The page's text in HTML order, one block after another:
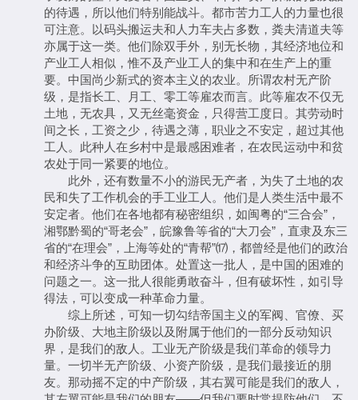
的待遇，所以他们特别能战斗。都市苦力工人的力量也很
可注意。以码头搬运夫和人力车夫占多数，粪夫清道夫等
亦属于这一类。他们除双手外，别无长物，其经济地位和
产业工人相似，惟不及产业工人的集中和在生产上的重
要。中国尚少新式的资本主义的农业。所谓农村无产阶
级，是指长工、月工、零工等雇农而言。此等雇农不仅无
土地，无农具，又无丝毫资金，只得营工度日。其劳动时
间之长，工资之少，待遇之薄，职业之不安定，超过其他
工人。此种人在乡村中是最感困难者，在农民运动中和贫
农处于同一紧要的地位。
此外，还有数量不小的游民无产者，为失了土地的农
民和失了工作机会的手工业工人。他们是人类生活中最不
安定者。他们在各地都有秘密组织，如闽粤的“三合会”，
湘鄂黔蜀的“哥老会”，皖豫鲁等省的“大刀会”，直隶及东三
省的“在理会”，上海等处的“青帮”⒄，都曾经是他们的政治
和经济斗争的互助团体。处置这一批人，是中国的困难的
问题之一。这一批人很能勇敢奋斗，但有破坏性，如引导
得法，可以变成一种革命力量。
综上所述，可知一切勾结帝国主义的军阀、官僚、买
办阶级、大地主阶级以及附属于他们的一部分反动知识
界，是我们的敌人。工业无产阶级是我们革命的领导力
量。一切半无产阶级、小资产阶级，是我们最接近的朋
友。那动摇不定的中产阶级，其右翼可能是我们的敌人，